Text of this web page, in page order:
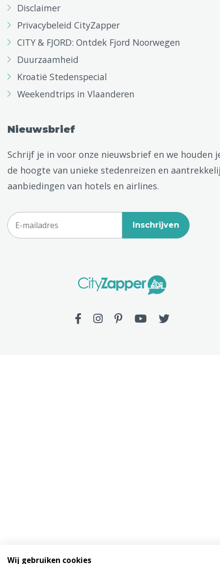
Disclaimer
Privacybeleid CityZapper
CITY & FJORD: Ontdek Fjord Noorwegen
Duurzaamheid
Kroatië Stedenspecial
Weekendtrips in Vlaanderen
Nieuwsbrief
Schrijf je in voor onze nieuwsbrief en we houden
de hoogte van unieke stedenreizen en
aanbiedingen van hotels en airlines.
Inschrijven
Wij gebruiken cookies